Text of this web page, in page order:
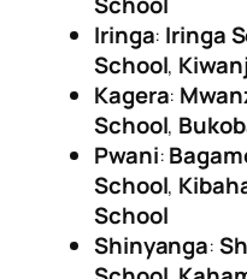
Iringa: Iringa
School,
Kagera:
School,
Pwani:
School,
School
Shinyanga: